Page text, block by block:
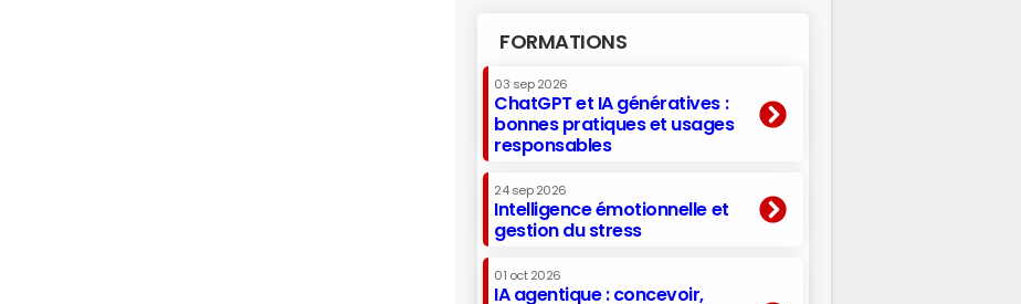
FORMATIONS
03 sep 2026
ChatGPT et IA génératives :
bonnes pratiques et usages
responsables
24 sep 2026
Intelligence émotionnelle et
gestion du stress
01 oct 2026
IA agentique : concevoir,